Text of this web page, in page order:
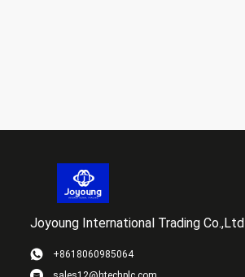
Joyoung International Trading Co.,Ltd
+8618060985064